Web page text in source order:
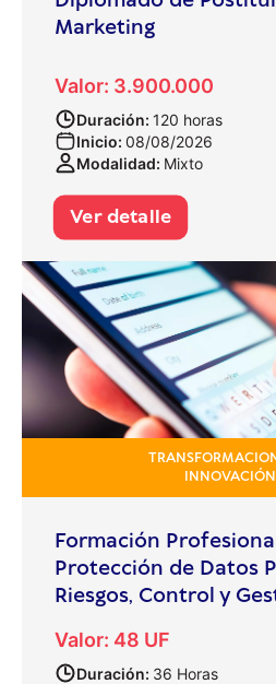
Marketing
Valor: 3.900.000
Duración: 120 horas
Inicio: 08/08/2026
Modalidad: Mixto
Ver detalle
Formación
Protección de Datos
Riesgos, Control y
Valor: 48 UF
Duración: 36 Horas